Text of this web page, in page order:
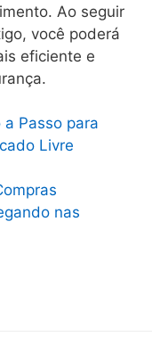
Ao seguir
você poderá
eficiente e
a Passo para
Livre
nas